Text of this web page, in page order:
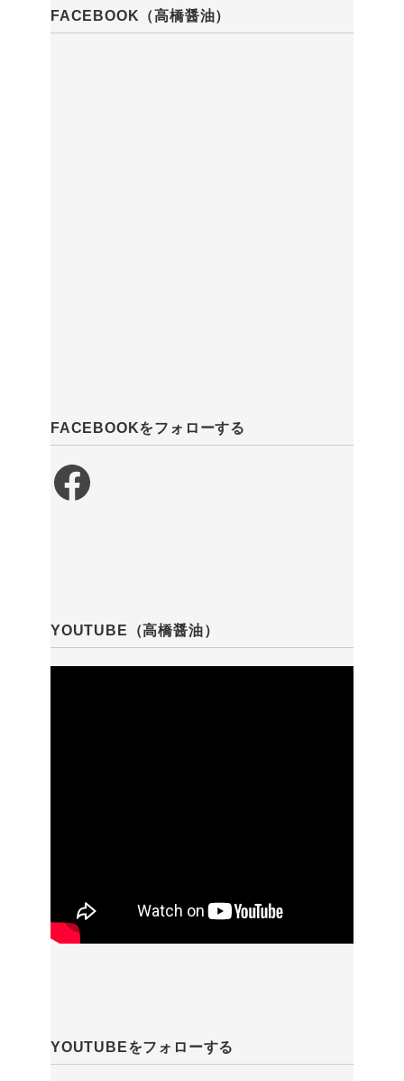
FACEBOOK（高橋醤油）
FACEBOOKをフォローする
Facebook
YOUTUBE（高橋醤油）
YOUTUBEをフォローする